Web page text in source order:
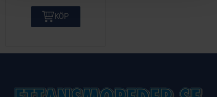
KÖP